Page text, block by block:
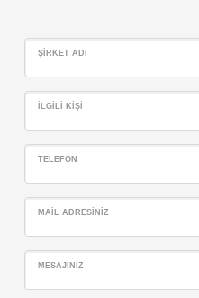
ŞIRKET ADI
İLGILI KIŞI
TELEFON
MAIL ADRESINIZ
MESAJINIZ